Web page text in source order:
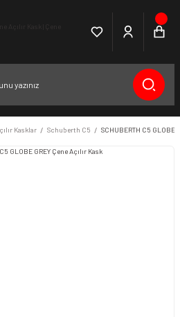
Kasklar Schuberth C5 SCHUBERTH C5 GLOBE